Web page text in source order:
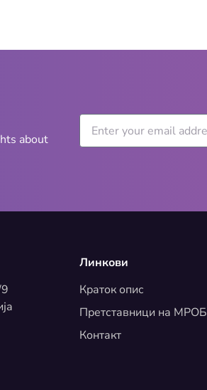
about
Линкови
Краток опис
Претставници на МРОБ
Контакт